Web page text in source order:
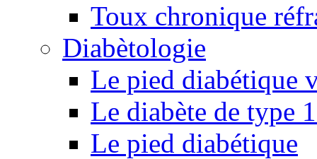
Toux chronique
Diabètologie
Le pied diabétique
Le diabète de type
Le pied diabétique